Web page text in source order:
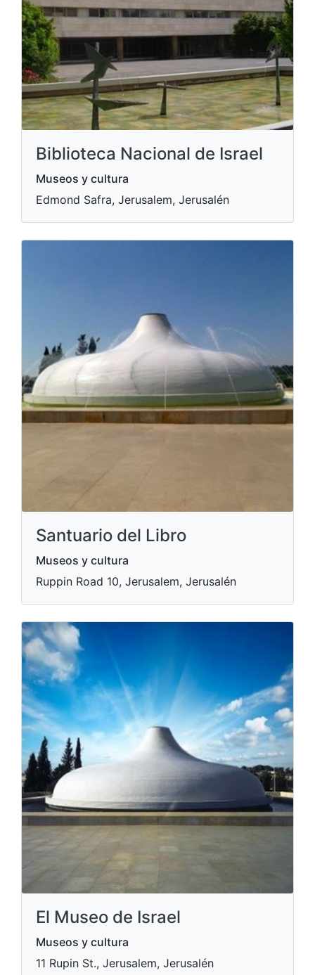
Biblioteca Nacional de Israel
Museos y cultura
Edmond Safra, Jerusalem, Jerusalén
Santuario del Libro
Museos y cultura
Ruppin Road 10, Jerusalem, Jerusalén
El Museo de Israel
Museos y cultura
11 Rupin St., Jerusalem, Jerusalén